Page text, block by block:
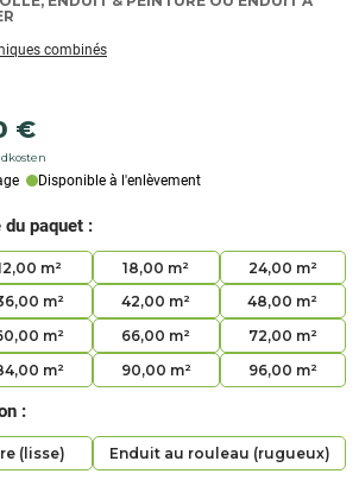
combinés
€
paquet :
m² 18,00 m²
24,00 m²
m² 42,00 m²
48,00 m²
m² 66,00 m²
72,00 m²
m² 90,00 m² 96,00 m²
:
(lisse) Enduit au rouleau (rugueux)
Disponible à l'enlèvement